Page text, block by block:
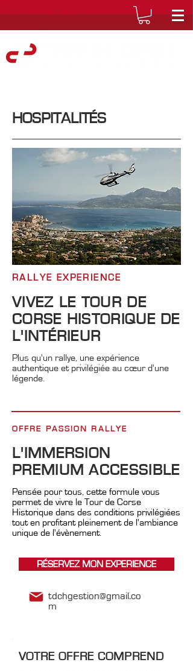
HOSPITALITÉS
RALLYE EXPERIENCE
VIVEZ LE TOUR DE
CORSE HISTORIQUE DE
L'INTÉRIEUR
Plus qu'un rallye, une expérience
authentique et privilégiée au cœur d'une
légende.​​
OFFRE PASSION RALLY E
L'IMMERSION
PREMIUM ACCESSIBLE
Pensée pour tous, cette formule vous
permet de vivre le Tour de Corse
Historique dans des conditions privilégiées
tout en profitant pleinement de l'ambiance
unique de l'évènement.
RÉSERVEZ MON EXPERIENCE
tdchgestion@gmail.co
m
VOTRE OFFRE COMPREND